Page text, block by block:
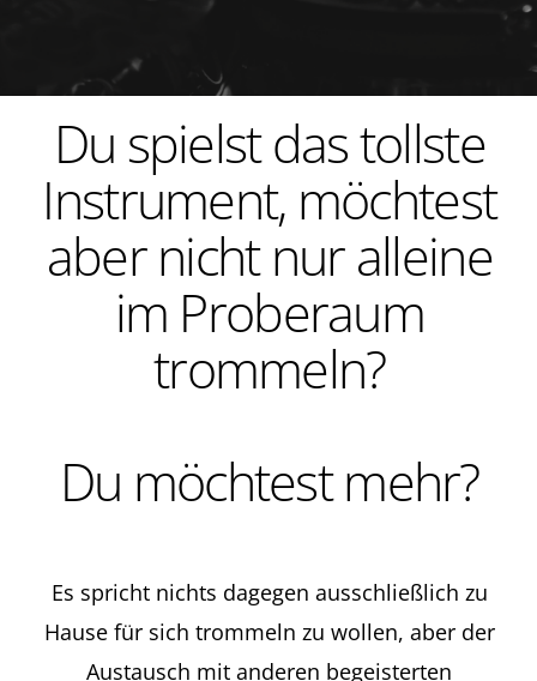
Du spielst das tollste
Instrument, möchtest
aber nicht nur alleine
im Proberaum
trommeln?
Du möchtest mehr?
Es spricht nichts dagegen ausschließlich zu
Hause für sich trommeln zu wollen, aber der
Austausch mit anderen begeisterten